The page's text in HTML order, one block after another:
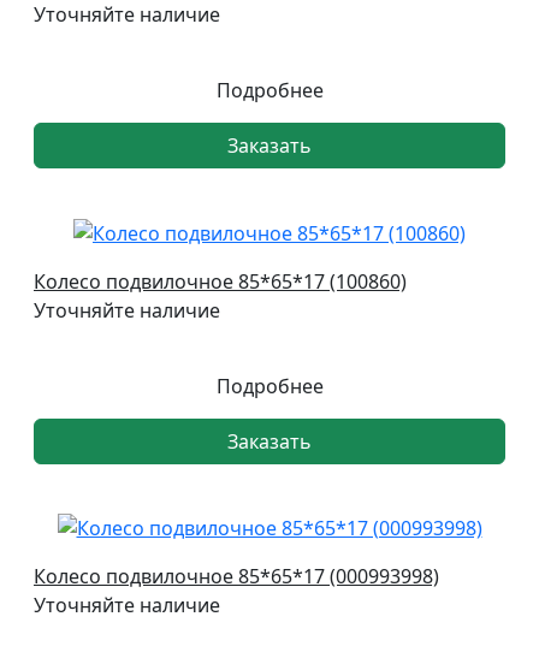
Уточняйте наличие
Подробнее
Заказать
Колесо подвилочное 85*65*17 (100860)
Уточняйте наличие
Подробнее
Заказать
Колесо подвилочное 85*65*17 (000993998)
Уточняйте наличие